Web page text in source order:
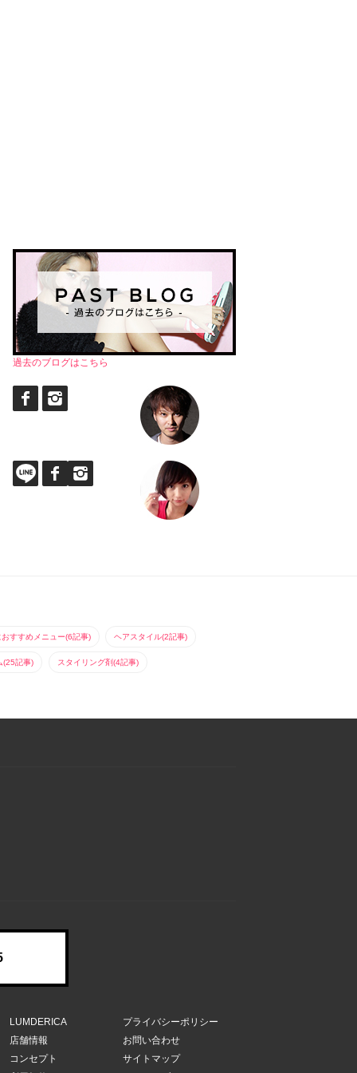
過去のブログはこちら
すすめメニュー(6記事) ヘアスタイル(2記事)
(25記事) スタイリング剤(4記事)
LUMDERICA
店舗情報
コンセプト
プライバシーポリシー
お問い合わせ
サイトマップ